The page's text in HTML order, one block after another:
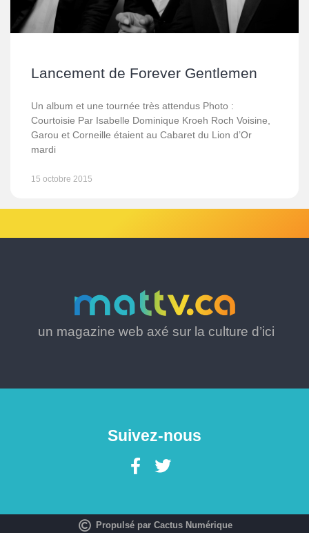
Lancement de Forever Gentlemen
Un album et une tournée très attendus Photo :
Courtoisie Par Isabelle Dominique Kroeh Roch Voisine,
Garou et Corneille étaient au Cabaret du Lion d’Or
mardi
15 octobre 2015
un magazine web axé sur la culture d’ici
Suivez-nous
Propulsé par Cactus Numérique